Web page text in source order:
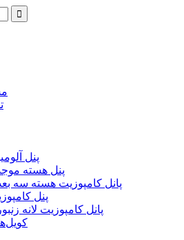
پنل
پنل هسته
پانل کامپوزیت هسته سه
پنل
پانل کامپوزیت لانه